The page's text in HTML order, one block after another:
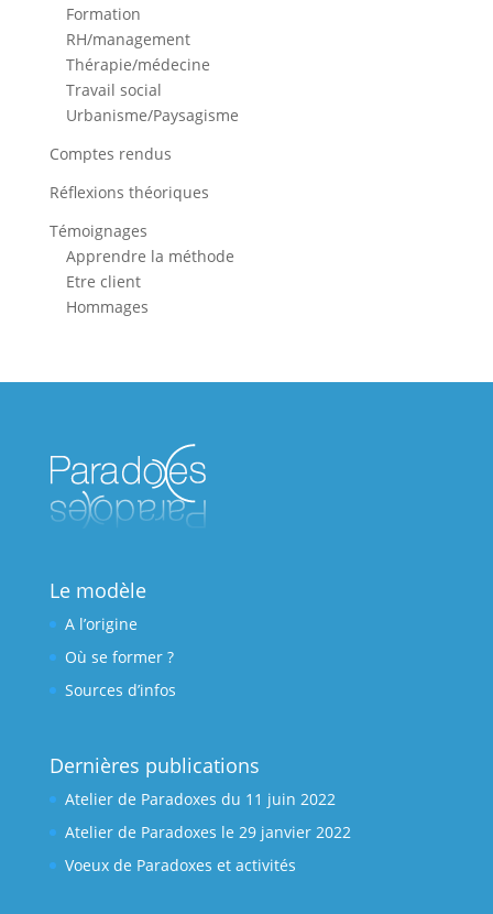
Formation
RH/management
Thérapie/médecine
Travail social
Urbanisme/Paysagisme
Comptes rendus
Réflexions théoriques
Témoignages
Apprendre la méthode
Etre client
Hommages
Le modèle
A l’origine
Où se former ?
Sources d’infos
Dernières publications
Atelier de Paradoxes du 11 juin 2022
Atelier de Paradoxes le 29 janvier 2022
Voeux de Paradoxes et activités